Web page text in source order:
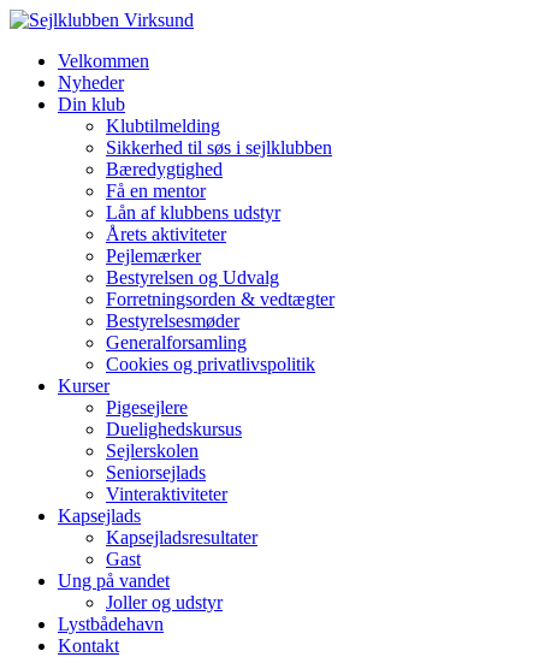
Velkommen
Nyheder
Din klub
Klubtilmelding
Sikkerhed til søs i sejlklubben
Bæredygtighed
Få en mentor
Lån af klubbens udstyr
Årets aktiviteter
Pejlemærker
Bestyrelsen og Udvalg
Forretningsorden & vedtægter
Bestyrelsesmøder
Generalforsamling
Cookies og privatlivspolitik
Kurser
Pigesejlere
Duelighedskursus
Sejlerskolen
Seniorsejlads
Vinteraktiviteter
Kapsejlads
Kapsejladsresultater
Gast
Ung på vandet
Joller og udstyr
Lystbådehavn
Kontakt